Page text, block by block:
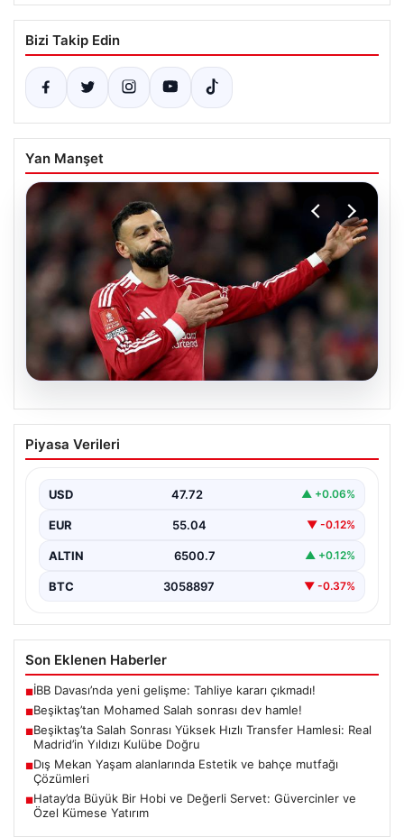
Bizi Takip Edin
Yan Manşet
Beşiktaş’tan Mohamed Salah sonrası
dev hamle!
Piyasa Verileri
USD 47.72 ▲ +0.06%
EUR 55.04 ▼ -0.12%
ALTIN 6500.7 ▲ +0.12%
BTC 3058897 ▼ -0.37%
Son Eklenen Haberler
■İBB Davası’nda yeni gelişme: Tahliye kararı çıkmadı!
■Beşiktaş’tan Mohamed Salah sonrası dev hamle!
■Beşiktaş’ta Salah Sonrası Yüksek Hızlı Transfer Hamlesi: Real
Madrid’in Yıldızı Kulübe Doğru
■Dış Mekan Yaşam alanlarında Estetik ve bahçe mutfağı
Çözümleri
■Hatay’da Büyük Bir Hobi ve Değerli Servet: Güvercinler ve
Özel Kümese Yatırım